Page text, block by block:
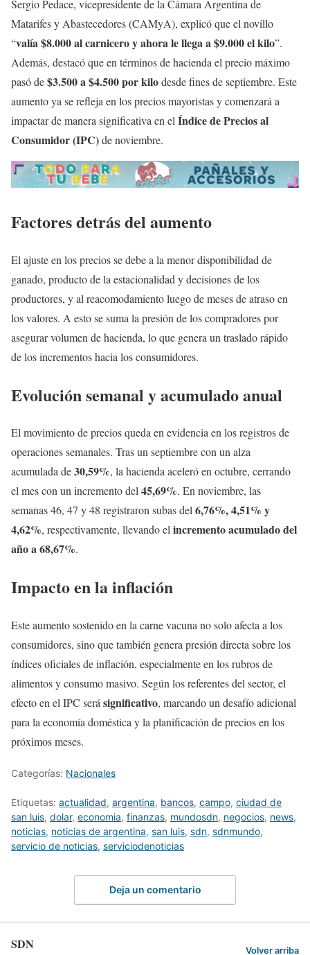
Sergio Pedace, vicepresidente de la Cámara Argentina de
Matarifes y Abastecedores (CAMyA), explicó que el novillo
“valía $8.000 al carnicero y ahora le llega a $9.000 el kilo”.
Además, destacó que en términos de hacienda el precio máximo
pasó de$3.500 a $4.500 por kilodesde fines de septiembre. Este
aumento ya se refleja en los precios mayoristas y comenzará a
impactar de manera significativa en elÍndice de Precios al
Consumidor (IPC)de noviembre.
Factores detrás del aumento
El ajuste en los precios se debe a la menor disponibilidad de
ganado, producto de la estacionalidad y decisiones de los
productores, y al reacomodamiento luego de meses de atraso en
los valores. A esto se suma la presión de los compradores por
asegurar volumen de hacienda, lo que genera un traslado rápido
de los incrementos hacia los consumidores.
Evolución semanal y acumulado anual
El movimiento de precios queda en evidencia en los registros de
operaciones semanales. Tras un septiembre con un alza
acumulada de30,59%, la hacienda aceleró en octubre, cerrando
el mes con un incremento del45,69%. En noviembre, las
semanas 46, 47 y 48 registraron subas del6,76%, 4,51% y
4,62%, respectivamente, llevando elincremento acumulado del
año a 68,67%.
Impacto en la inflación
Este aumento sostenido en la carne vacuna no solo afecta a los
consumidores, sino que también genera presión directa sobre los
índices oficiales de inflación, especialmente en los rubros de
alimentos y consumo masivo. Según los referentes del sector, el
efecto en el IPC serásignificativo, marcando un desafío adicional
para la economía doméstica y la planificación de precios en los
próximos meses.
Categorías: Nacionales
Etiquetas: actualidad, argentina, bancos, campo, ciudad de
san luis, dolar, economia, finanzas, mundosdn, negocios, news,
noticias, noticias de argentina, san luis, sdn, sdnmundo,
servicio de noticias, serviciodenoticias
Deja un comentario
SDN Volver arriba